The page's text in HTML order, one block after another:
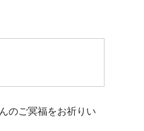
のご冥福をお祈りい